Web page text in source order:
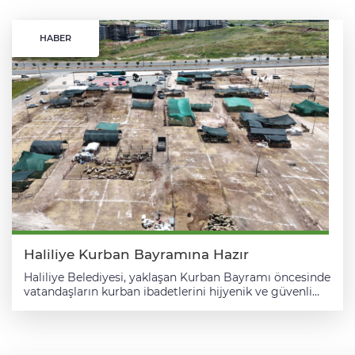
HABER
Haliliye Kurban Bayramına Hazır
Haliliye Belediyesi, yaklaşan Kurban Bayramı öncesinde
vatandaşların kurban ibadetlerini hijyenik ve güvenli